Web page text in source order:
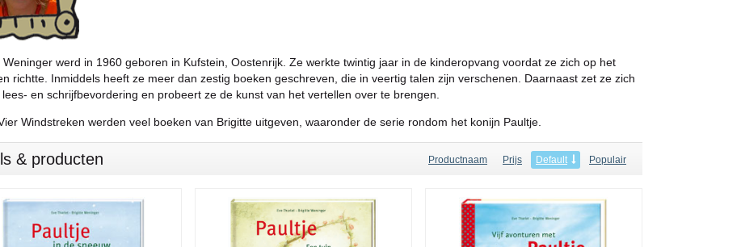
Weninger werd in 1960 geboren in Kufstein, Oostenrijk. Ze werkte twintig jaar in de kinderopvang voordat ze zich op het
richtte. Inmiddels heeft ze meer dan zestig boeken geschreven, die in veertig talen zijn verschenen. Daarnaast zet ze zich
lees- en schrijfbevordering en probeert ze de kunst van het vertellen over te brengen.
Windstreken werden veel boeken van Brigitte uitgeven, waaronder de serie rondom het konijn Paultje.
& producten Productnaam Prijs Default Populair